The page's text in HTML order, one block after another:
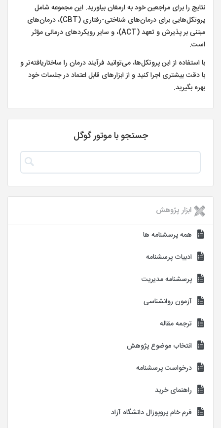
نتایج را برای مراجعین خود به ارمغان بیاورید. این مجموعه شامل
پروتکل‌هایی برای درمان‌های شناختی-رفتاری (CBT)، درمان‌های
مبتنی بر پذیرش و تعهد (ACT)، و سایر رویکردهای درمانی مؤثر
است.
با استفاده از این پروتکل‌ها، می‌توانید فرآیند درمان را ساختاریافته‌تر و
با دقت بیشتری اجرا کنید و از ابزارهای قابل اعتماد در جلسات خود
بهره بگیرید.
جستجو با موتور گوگل
ابزار پژوهش
همه پرسشنامه ها
ادبیات پرسشنامه
پرسشنامه مدیریت
آزمون روانشناسی
ترجمه مقاله
انتخاب موضوع پژوهش
درخواست پرسشنامه
راهنمای خرید
فرم خام پروپوزال دانشگاه آزاد